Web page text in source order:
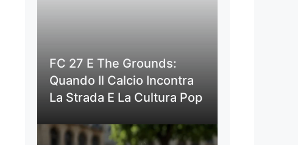
FC 27 E The Grounds:
Quando Il Calcio Incontra
La Strada E La Cultura Pop